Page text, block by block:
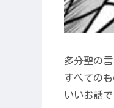
多分聖の
すべての
いいお話で